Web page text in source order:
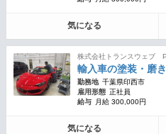
気になる
株式会社トランスウェブ
輸入車の塗装・磨
勤務地 千葉県印西市
雇用形態 正社員
給与
月給 300,000円
気になる